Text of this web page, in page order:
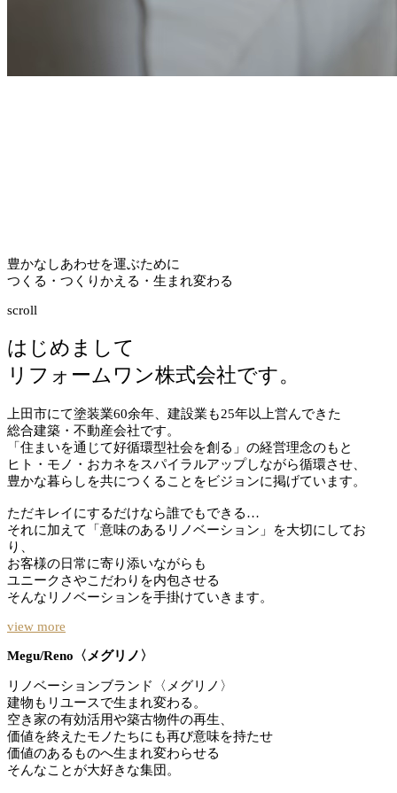
豊かなしあわせを運ぶために
つくる・つくりかえる・生まれ変わる
scroll
はじめまして
リフォームワン株式会社です。
上田市にて塗装業60余年、建設業も25年以上営んできた
総合建築・不動産会社です。
「住まいを通じて好循環型社会を創る」の経営理念のもと
ヒト・モノ・おカネをスパイラルアップしながら循環させ、
豊かな暮らしを共につくることをビジョンに掲げています。
ただキレイにするだけなら誰でもできる…
それに加えて「意味のあるリノベーション」を大切にしてお
り、
お客様の日常に寄り添いながらも
ユニークさやこだわりを内包させる
そんなリノベーションを手掛けていきます。
view more
Megu/Reno〈メグリノ〉
リノベーションブランド〈メグリノ〉
建物もリユースで生まれ変わる。
空き家の有効活用や築古物件の再生、
価値を終えたモノたちにも再び意味を持たせ
価値のあるものへ生まれ変わらせる
そんなことが大好きな集団。